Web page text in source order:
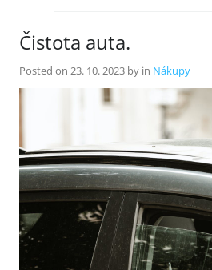
Čistota auta.
Posted on 23. 10. 2023 by in Nákupy